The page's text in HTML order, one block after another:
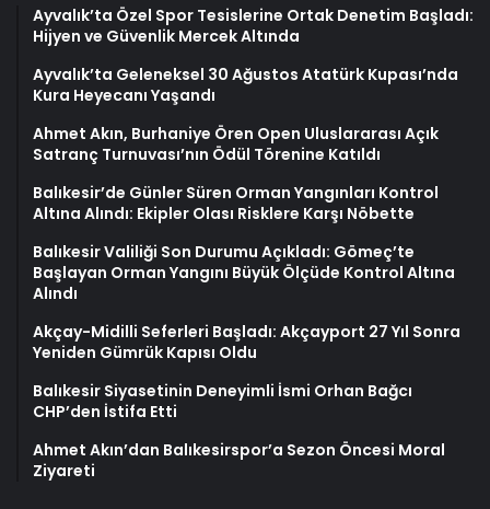
Ayvalık’ta Özel Spor Tesislerine Ortak Denetim Başladı:
Hijyen ve Güvenlik Mercek Altında
Ayvalık’ta Geleneksel 30 Ağustos Atatürk Kupası’nda
Kura Heyecanı Yaşandı
Ahmet Akın, Burhaniye Ören Open Uluslararası Açık
Satranç Turnuvası’nın Ödül Törenine Katıldı
Balıkesir’de Günler Süren Orman Yangınları Kontrol
Altına Alındı: Ekipler Olası Risklere Karşı Nöbette
Balıkesir Valiliği Son Durumu Açıkladı: Gömeç’te
Başlayan Orman Yangını Büyük Ölçüde Kontrol Altına
Alındı
Akçay-Midilli Seferleri Başladı: Akçayport 27 Yıl Sonra
Yeniden Gümrük Kapısı Oldu
Balıkesir Siyasetinin Deneyimli İsmi Orhan Bağcı
CHP’den İstifa Etti
Ahmet Akın’dan Balıkesirspor’a Sezon Öncesi Moral
Ziyareti